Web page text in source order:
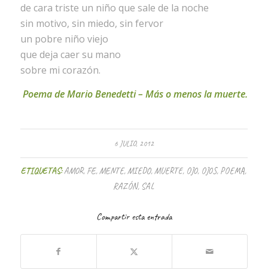
de cara triste un niño que sale de la noche
sin motivo, sin miedo, sin fervor
un pobre niño viejo
que deja caer su mano
sobre mi corazón.
Poema de Mario Benedetti – Más o menos la muerte.
6 JULIO, 2012
ETIQUETAS:AMOR, FE,MENTE,MIEDO,MUERTE, OJO, OJOS, POEMA,
RAZÓN, SAL
Compartir esta entrada